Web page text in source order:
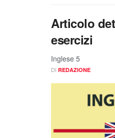
Articolo
esercizi
Inglese 5
DI REDAZIONE